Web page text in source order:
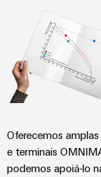
Oferecemos
e terminais
podemos apoiá-lo